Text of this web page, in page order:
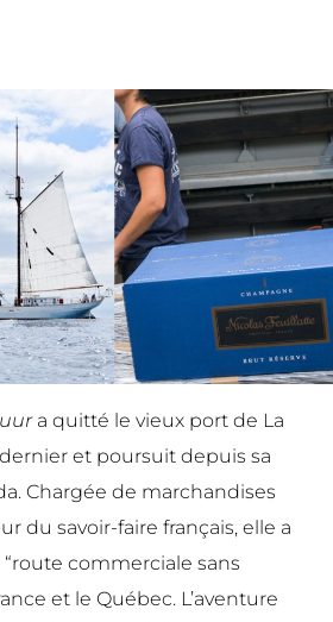
a quitté le vieux port de La
et poursuit depuis sa
Chargée de marchandises
du savoir-faire français, elle a
commerciale sans
et le Québec. L’aventure